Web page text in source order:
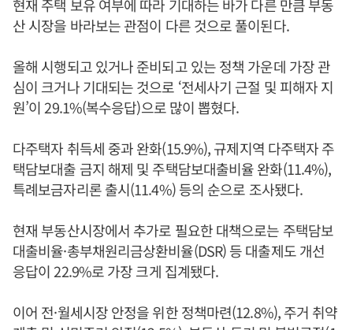
현재 주택 보유 여부에 따라 기대하는 바가 다른 만큼 부동
산 시장을 바라보는 관점이 다른 것으로 풀이된다.
올해 시행되고 있거나 준비되고 있는 정책 가운데 가장 관
심이 크거나 기대되는 것으로 ‘전세사기 근절 및 피해자 지
원’이 29.1%(복수응답)으로 많이 뽑혔다.
다주택자 취득세 중과 완화(15.9%), 규제지역 다주택자 주
택담보대출 금지 해제 및 주택담보대출비율 완화(11.4%),
특례보금자리론 출시(11.4%) 등의 순으로 조사됐다.
현재 부동산시장에서 추가로 필요한 대책으로는 주택담보
대출비율·총부채원리금상환비율(DSR) 등 대출제도 개선
응답이 22.9%로 가장 크게 집계됐다.
이어 전·월세시장 안정을 위한 정책마련(12.8%), 주거 취약